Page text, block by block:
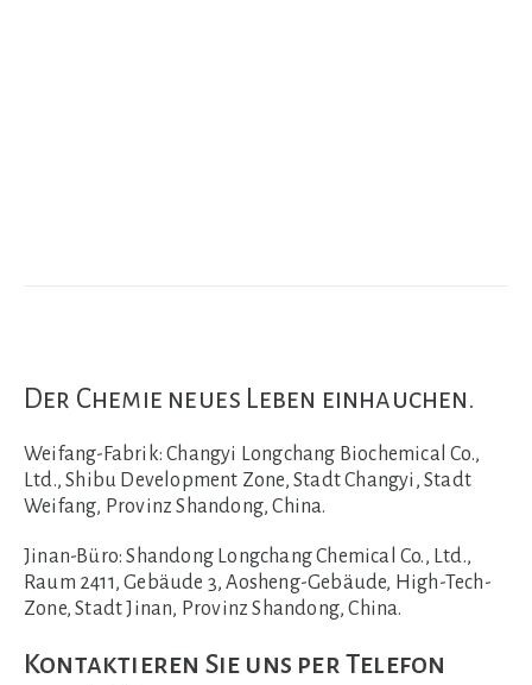
Der Chemie neues Leben einhauchen.
Weifang-Fabrik: Changyi Longchang Biochemical Co.,
Ltd., Shibu Development Zone, Stadt Changyi, Stadt
Weifang, Provinz Shandong, China.
Jinan-Büro: Shandong Longchang Chemical Co., Ltd.,
Raum 2411, Gebäude 3, Aosheng-Gebäude, High-Tech-
Zone, Stadt Jinan, Provinz Shandong, China.
Kontaktieren Sie uns per Telefon